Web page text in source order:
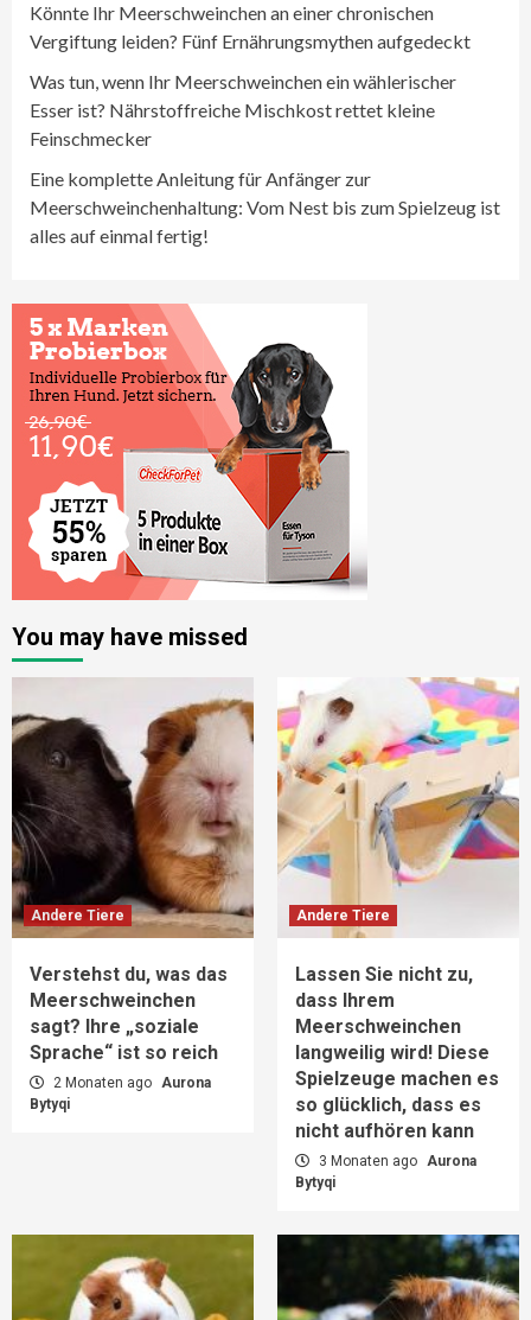
Könnte Ihr Meerschweinchen an einer chronischen
Vergiftung leiden? Fünf Ernährungsmythen aufgedeckt
Was tun, wenn Ihr Meerschweinchen ein wählerischer
Esser ist? Nährstoffreiche Mischkost rettet kleine
Feinschmecker
Eine komplette Anleitung für Anfänger zur
Meerschweinchenhaltung: Vom Nest bis zum Spielzeug ist
alles auf einmal fertig!
You may have missed
Andere Tiere
Verstehst du, was das
Meerschweinchen
sagt? Ihre „soziale
Sprache“ ist so reich
2 Monaten ago Aurona
Bytyqi
Andere Tiere
Lassen Sie nicht zu,
dass Ihrem
Meerschweinchen
langweilig wird! Diese
Spielzeuge machen es
so glücklich, dass es
nicht aufhören kann
3 Monaten ago Aurona
Bytyqi